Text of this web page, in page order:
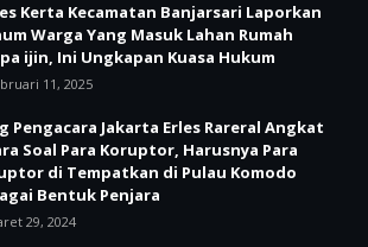
Kerta Kecamatan Banjarsari Laporkan
Warga Yang Masuk Lahan Rumah
ijin, Ini Ungkapan Kuasa Hukum
11, 2025
Pengacara Jakarta Erles Rareral Angkat
Soal Para Koruptor, Harusnya Para
di Tempatkan di Pulau Komodo
Bentuk Penjara
29, 2024